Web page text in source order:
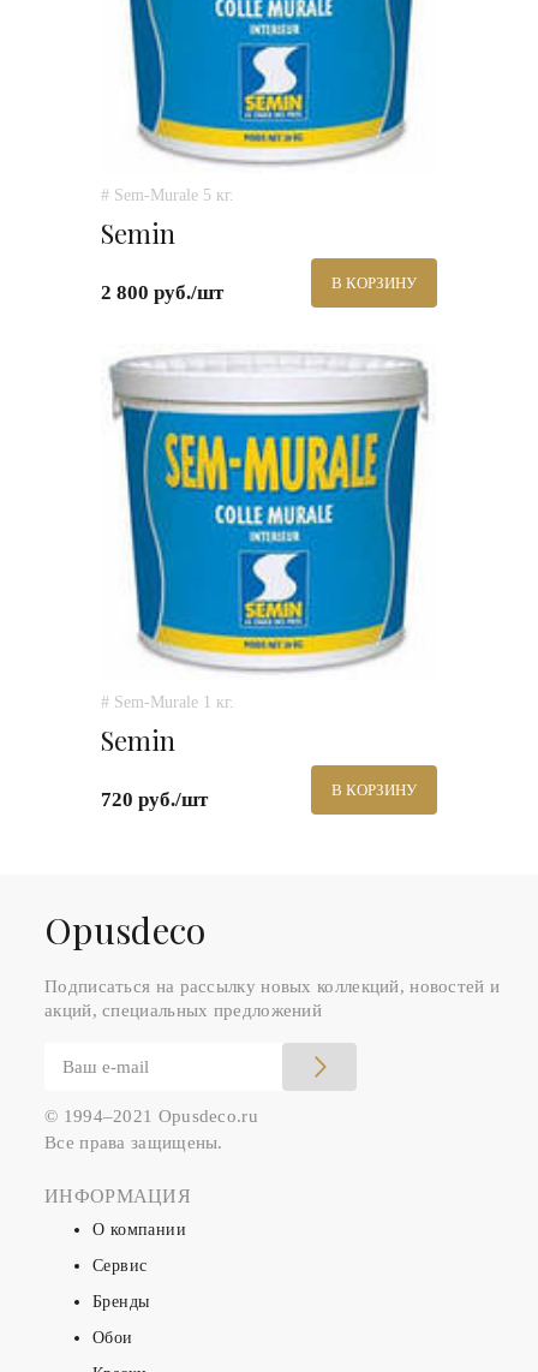
# Sem-Murale 5 кг.
Semin
2 800 руб./шт В КОРЗИНУ
# Sem-Murale 1 кг.
Semin
720 руб./шт В КОРЗИНУ
Оpusdeco
Подписаться на рассылку новых коллекций, новостей и
акций, специальных предложений
© 1994–2021 Opusdeco.ru
Все права защищены.
ИНФОРМАЦИЯ
О компании
Сервис
Бренды
Обои